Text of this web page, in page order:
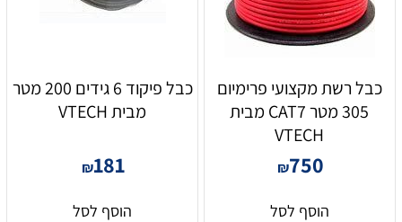
כבל רשת מקצועי פרימיום
305 מטר CAT7 מבית
VTECH
₪750
הוסף לסל
כבל פיקוד 6 גידים 200 מטר
מבית VTECH
₪181
הוסף לסל